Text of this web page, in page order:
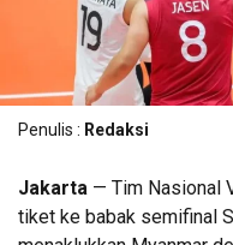
Penulis : Redaksi
Jakarta — Tim Nasional
tiket ke babak semifinal